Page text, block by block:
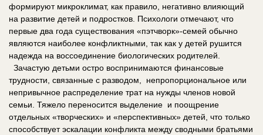
формируют микроклимат, как правило, негативно влияющий
на развитие детей и подростков. Психологи отмечают, что
первые два года существования «пэтчворк»-семей обычно
являются наиболее конфликтными, так как у детей рушится
надежда на воссоединение биологических родителей.
Зачастую детьми остро воспринимаются финансовые
трудности, связанные с разводом, непропорциональное или
непривычное распределение трат на нужды членов новой
семьи. Тяжело переносится выделение и поощрение
отдельных «творческих» и «перспективных» детей, что только
способствует эскалации конфликта между сводными братьями